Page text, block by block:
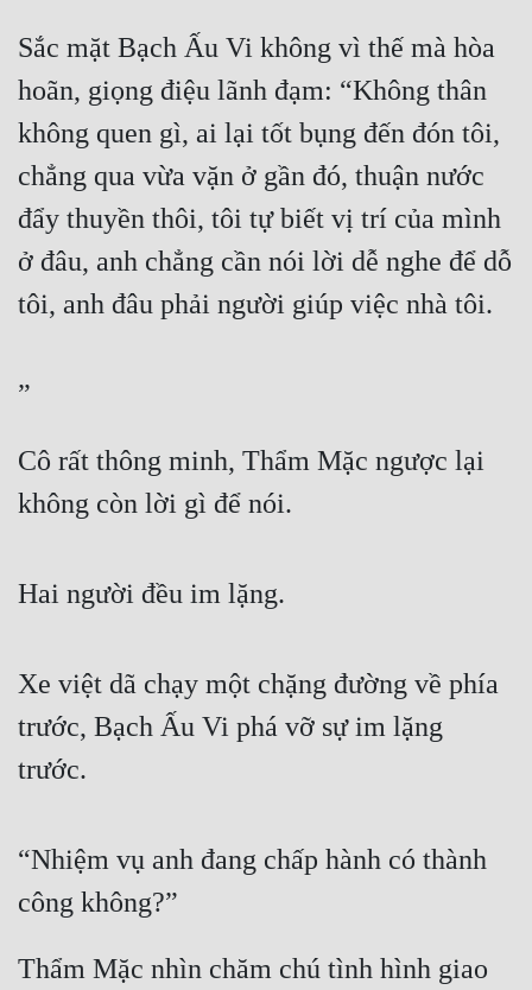
Sắc mặt Bạch Ấu Vi không vì thế mà hòa
hoãn, giọng điệu lãnh đạm: “Không thân
không quen gì, ai lại tốt bụng đến đón tôi,
chẳng qua vừa vặn ở gần đó, thuận nước
đẩy thuyền thôi, tôi tự biết vị trí của mình
ở đâu, anh chẳng cần nói lời dễ nghe để dỗ
tôi, anh đâu phải người giúp việc nhà tôi.
”
Cô rất thông minh, Thẩm Mặc ngược lại
không còn lời gì để nói.
Hai người đều im lặng.
Xe việt dã chạy một chặng đường về phía
trước, Bạch Ấu Vi phá vỡ sự im lặng
trước.
“Nhiệm vụ anh đang chấp hành có thành
công không?”
Thẩm Mặc nhìn chăm chú tình hình giao